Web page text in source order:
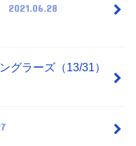
2021.06.28
グラーズ（13/31）